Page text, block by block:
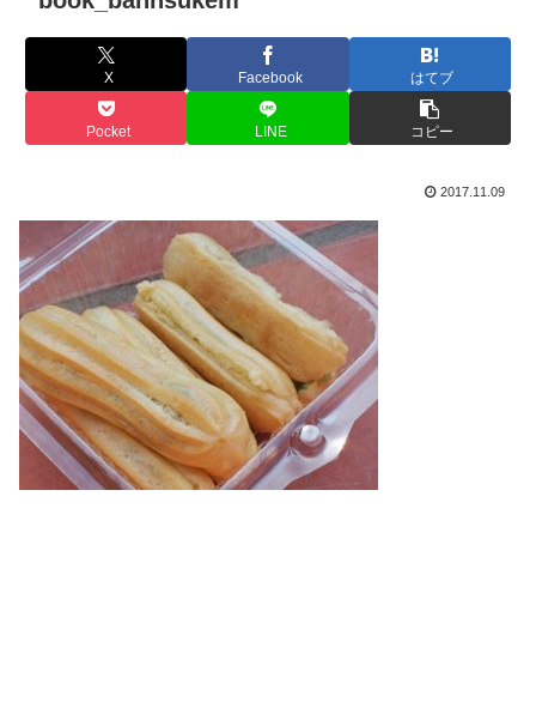
X Facebook はてブ
Pocket LINE コピー
2017.11.09